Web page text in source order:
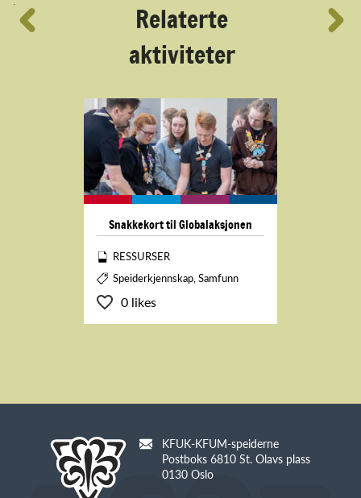
´
Relaterte
aktiviteter
Snakkekort til Globalaksjonen
RESSURSER
Speiderkjennskap, Samfunn
0 likes
KFUK-KFUM-speiderne
Postboks 6810 St. Olavs plass
0130 Oslo